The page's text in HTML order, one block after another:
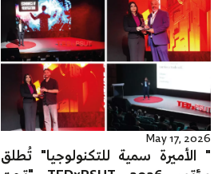
May 17, 2026
" الأميرة سمية للتكنولوجيا" تُطلق